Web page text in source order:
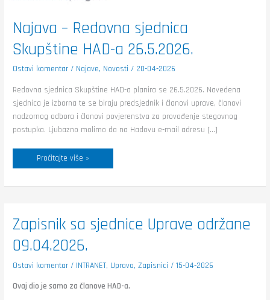
Najava – Redovna sjednica
Skupštine HAD-a 26.5.2026.
Ostavi komentar / Najave, Novosti / 20-04-2026
Redovna sjednica Skupštine HAD-a planira se 26.5.2026. Navedena
sjednica je izborna te se biraju predsjednik i članovi uprave, članovi
nadzornog odbora i članovi povjerenstva za provođenje stegovnog
postupka. Ljubazno molimo da na Hadovu e-mail adresu […]
Pročitajte više »
Zapisnik sa sjednice Uprave održane
09.04.2026.
Ostavi komentar / INTRANET, Uprava,Zapisnici /15-04-2026
Ovaj dio je samo za članove HAD-a.
Zapisnik
sa
sjednice
Uprave
održane